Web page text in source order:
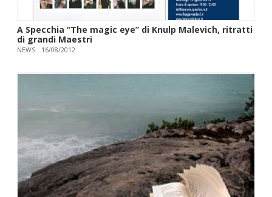
A Specchia “The magic eye” di Knulp Malevich, ritratti
di grandi Maestri
NEWS 16/08/2012